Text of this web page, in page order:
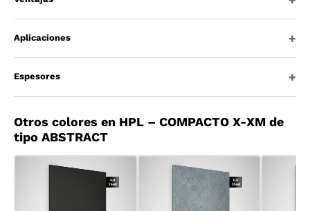
Aplicaciones
Espesores
Otros colores en HPL – COMPACTO X-XM de
tipo ABSTRACT